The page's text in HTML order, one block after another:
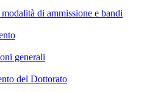
di ammissione e bandi
generali
del Dottorato